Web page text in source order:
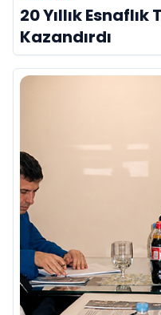
20 Yıllık
Kazandırdı